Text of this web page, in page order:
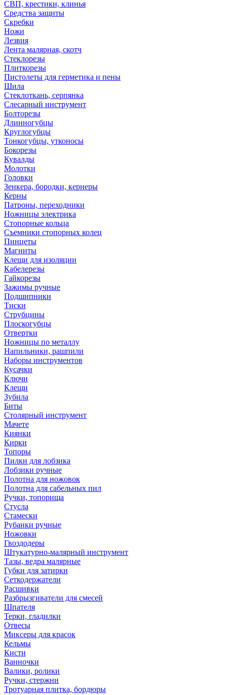
СВП, крестики, клинья
Средства защиты
Скребки
Ножи
Лезвия
Лента малярная, скотч
Стеклорезы
Плиткорезы
Пистолеты для герметика и пены
Шила
Стеклоткань, серпянка
Слесарный инструмент
Болторезы
Длинногубцы
Круглогубцы
Тонкогубцы, утконосы
Бокорезы
Кувалды
Молотки
Головки
Зенкера, бородки, кернеры
Керны
Патроны, переходники
Ножницы электрика
Стопорные кольца
Съемники стопорных колец
Пинцеты
Магниты
Клещи для изоляции
Кабелерезы
Гайкорезы
Зажимы ручные
Подшипники
Тиски
Струбцины
Плоскогубцы
Отвертки
Ножницы по металлу
Напильники, рашпили
Наборы инструментов
Кусачки
Ключи
Клещи
Зубила
Биты
Столярный инструмент
Мачете
Киянки
Кирки
Топоры
Пилки для лобзика
Лобзики ручные
Полотна для ножовок
Полотна для сабельных пил
Ручки, топорища
Стусла
Стамески
Рубанки ручные
Ножовки
Гвоздодеры
Штукатурно-малярный инструмент
Тазы, ведра малярные
Губки для затирки
Сеткодержатели
Расшивки
Разбрызгиватели для смесей
Шпателя
Терки, гладилки
Отвесы
Миксеры для красок
Кельмы
Кисти
Ванночки
Валики, ролики
Ручки, стержни
Тротуарная плитка, бордюры